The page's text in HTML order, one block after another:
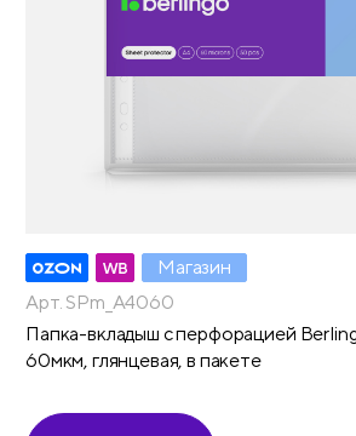
Магазин
Арт. SPm_A4060
Папка-вкладыш с перфорацией
60мкм, глянцевая, в пакете